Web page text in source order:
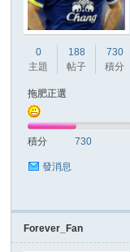
0
主題
188
帖子
730
積分
拖肥正選
積分 730
發消息
Forever_Fan